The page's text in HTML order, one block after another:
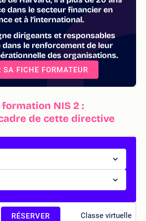
dans le secteur financier en
et à l’international.
dirigeants et responsables
le renforcement de leur
des organisations.
SA FICHE FORMATEUR
NIS 2 :
de cette directive
Classe virtuelle
RÉSERVER